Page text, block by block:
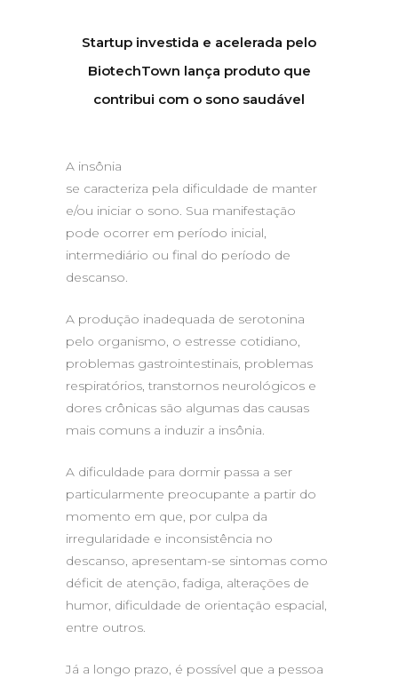
Startup investida e acelerada pelo
BiotechTown lança produto que
contribui com o sono saudável
A insônia
se caracteriza pela dificuldade de manter
e/ou iniciar o sono. Sua manifestação
pode ocorrer em período inicial,
intermediário ou final do período de
descanso.
A produção inadequada de serotonina
pelo organismo, o estresse cotidiano,
problemas gastrointestinais, problemas
respiratórios, transtornos neurológicos e
dores crônicas são algumas das causas
mais comuns a induzir a insônia.
A dificuldade para dormir passa a ser
particularmente preocupante a partir do
momento em que, por culpa da
irregularidade e inconsistência no
descanso, apresentam-se sintomas como
déficit de atenção, fadiga, alterações de
humor, dificuldade de orientação espacial,
entre outros.
Já a longo prazo, é possível que a pessoa